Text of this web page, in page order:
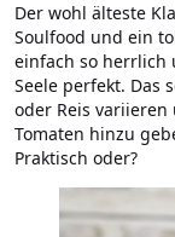
Der wohl älteste
Soulfood und ein
einfach so herrlich
Seele perfekt. Das
oder Reis variieren
Tomaten hinzu
Praktisch oder?